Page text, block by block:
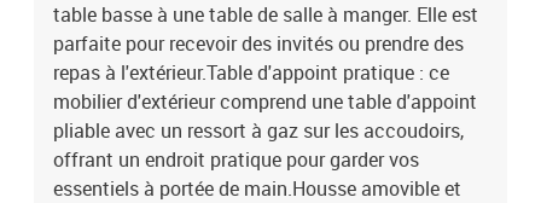
table basse à une table de salle à manger. Elle est
parfaite pour recevoir des invités ou prendre des
repas à l'extérieur.Table d'appoint pratique : ce
mobilier d'extérieur comprend une table d'appoint
pliable avec un ressort à gaz sur les accoudoirs,
offrant un endroit pratique pour garder vos
essentiels à portée de main.Housse amovible et